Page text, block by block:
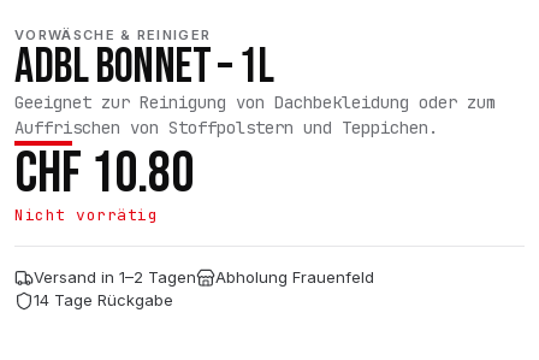
VORWÄSCHE & REINIGER
ADBL BONNET – 1L
Geeignet zur Reinigung von Dachbekleidung oder zum
Auffrischen von Stoffpolstern und Teppichen.
CHF 10.80
Nicht vorrätig
Versand in 1–2 Tagen
Abholung Frauenfeld
14 Tage Rückgabe